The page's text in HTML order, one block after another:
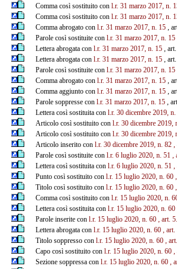
Comma così sostituito con l.r. 31 marzo 2017, n.
Comma così sostituito con l.r. 31 marzo 2017, n.
Comma abrogato con l.r. 31 marzo 2017, n. 15,
Parole così sostituite con l.r. 31 marzo 2017, n. 15
Lettera abrogata con l.r. 31 marzo 2017, n. 15, art.
Lettera abrogata con l.r. 31 marzo 2017, n. 15, art.
Parole così sostituite con l.r. 31 marzo 2017, n. 15
Comma abrogato con l.r. 31 marzo 2017, n. 15,
Comma aggiunto con l.r. 31 marzo 2017, n. 15,
Parole soppresse con l.r. 31 marzo 2017, n. 15,
Lettera così sostituita con l.r. 30 dicembre 2019,
Articolo così sostituito con l.r. 30 dicembre 2019,
Articolo così sostituito con l.r. 30 dicembre 2019,
Articolo inserito con l.r. 30 dicembre 2019, n. 82 ,
Parole così sostituite con l.r. 6 luglio 2020, n. 51 ,
Lettera così sostituita con l.r. 6 luglio 2020, n. 51 ,
Punto così sostituito con l.r. 15 luglio 2020, n. 60
Titolo così sostituito con l.r. 15 luglio 2020, n. 60
Comma così sostituito con l.r. 15 luglio 2020, n.
Lettera così sostituita con l.r. 15 luglio 2020, n. 60
Parole inserite con l.r. 15 luglio 2020, n. 60 , art. 5.
Lettera abrogata con l.r. 15 luglio 2020, n. 60 , art.
Titolo soppresso con l.r. 15 luglio 2020, n. 60 ,
Capo così sostituito con l.r. 15 luglio 2020, n. 60 ,
Sezione soppressa con l.r. 15 luglio 2020, n. 60 ,